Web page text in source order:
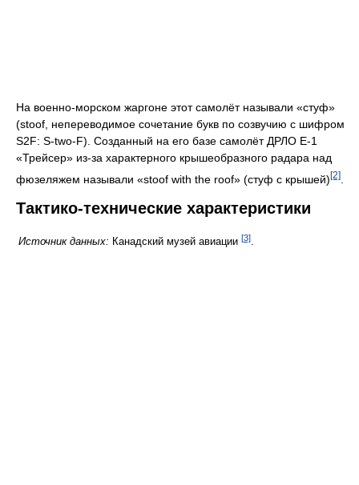
На военно-морском жаргоне этот самолёт называли «стуф»
(stoof, непереводимое сочетание букв по созвучию с шифром
S2F: S-two-F). Созданный на его базе самолёт ДРЛО E-1
«Трейсер» из-за характерного крышеобразного радара над
фюзеляжем называли «stoof with the roof» (стуф с крышей) [2]
Тактико-технические характеристики
Источник данных: Канадский музей авиации [3].